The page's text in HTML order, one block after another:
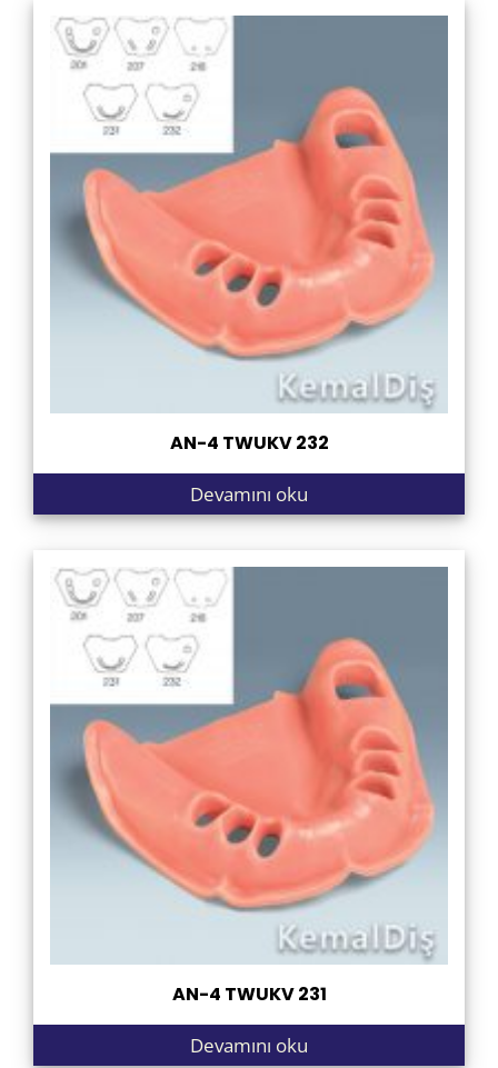
AN-4 TWUKV 232
Devamını oku
AN-4 TWUKV 231
Devamını oku